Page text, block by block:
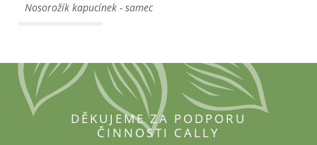
Nosorožík kapucínek - samec
DĚKUJEME ZA PODPORU
ČINNOSTI CALLY